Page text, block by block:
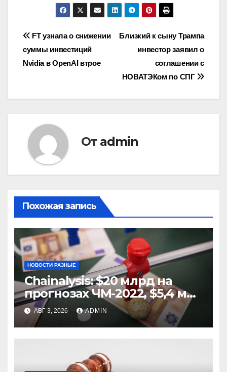
Навигация
по
Близкий к сыну Трампа
инвестор заявил о
соглашении с
НОВАТЭКом по СПГ
FT узнала о снижении
суммы инвестиций
Nvidia в OpenAI втрое
От admin
Похожая запись
НОВОСТИ РАЗНЫЕ
Chainalysis: $20 млрд на
прогнозах ЧМ-2022, $5,4 млн
из них незаконные
АВГ 3, 2026 ADMIN